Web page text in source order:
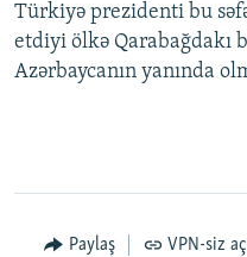
Türkiyə prezidenti bu
etdiyi ölkə Qarabağdakı
Azərbaycanın yanında
Paylaş VPN-siz